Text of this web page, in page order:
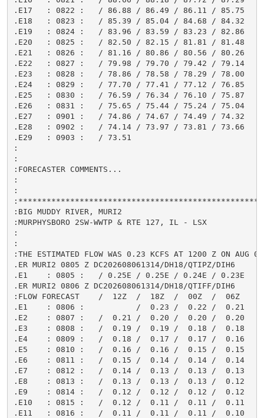
.E17   : 0822 :   / 86.88 / 86.49 / 86.11 / 85.75
.E18   : 0823 :   / 85.39 / 85.04 / 84.68 / 84.32
.E19   : 0824 :   / 83.96 / 83.59 / 83.23 / 82.86
.E20   : 0825 :   / 82.50 / 82.15 / 81.81 / 81.48
.E21   : 0826 :   / 81.16 / 80.86 / 80.56 / 80.26
.E22   : 0827 :   / 79.98 / 79.70 / 79.42 / 79.14
.E23   : 0828 :   / 78.86 / 78.58 / 78.29 / 78.00
.E24   : 0829 :   / 77.70 / 77.41 / 77.12 / 76.85
.E25   : 0830 :   / 76.59 / 76.34 / 76.10 / 75.87
.E26   : 0831 :   / 75.65 / 75.44 / 75.24 / 75.04
.E27   : 0901 :   / 74.86 / 74.67 / 74.49 / 74.32
.E28   : 0902 :   / 74.14 / 73.97 / 73.81 / 73.66
.E29   : 0903 :   / 73.51
:
:
:FORECASTER COMMENTS...
:
:
:BIG MUDDY RIVER, MURI2
:MURPHYSBORO 2SW-WWTP & RTE 127, IL - LSX
:
:
:THE ESTIMATED FLOW WAS 0.23 KCFS AT 1200 Z ON AUG 06
.ER MURI2 0805 Z DC202608061314/DH18/QTIPZ/DIH6
.E1    : 0805 :   / 0.25E / 0.25E / 0.24E / 0.23E
.ER MURI2 0806 Z DC202608061314/DH18/QTIFF/DIH6
:FLOW FORECAST    /  12Z  /  18Z  /  00Z  /  06Z
.E1    : 0806 :           /  0.23 /  0.22 /  0.21
.E2    : 0807 :   /  0.21 /  0.20 /  0.20 /  0.20
.E3    : 0808 :   /  0.19 /  0.19 /  0.18 /  0.18
.E4    : 0809 :   /  0.18 /  0.17 /  0.17 /  0.16
.E5    : 0810 :   /  0.16 /  0.16 /  0.15 /  0.15
.E6    : 0811 :   /  0.15 /  0.14 /  0.14 /  0.14
.E7    : 0812 :   /  0.14 /  0.13 /  0.13 /  0.13
.E8    : 0813 :   /  0.13 /  0.13 /  0.13 /  0.12
.E9    : 0814 :   /  0.12 /  0.12 /  0.12 /  0.12
.E10   : 0815 :   /  0.12 /  0.11 /  0.11 /  0.11
.E11   : 0816 :   /  0.11 /  0.11 /  0.11 /  0.10